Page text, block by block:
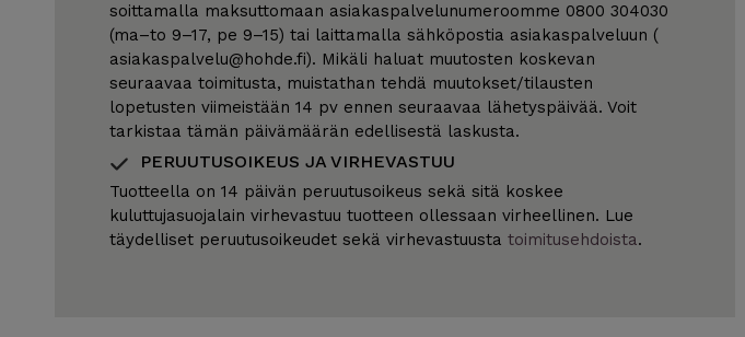
soittamalla maksuttomaan asiakaspalvelunumeroomme 0800 304030
(ma–to 9–17, pe 9–15) tai laittamalla sähköpostia asiakaspalveluun (
asiakaspalvelu@hohde.fi). Mikäli haluat muutosten koskevan
seuraavaa toimitusta, muistathan tehdä muutokset/tilausten
lopetusten viimeistään 14 pv ennen seuraavaa lähetyspäivää. Voit
tarkistaa tämän päivämäärän edellisestä laskusta.
PERUUTUSOIKEUS JA VIRHEVASTUU
Tuotteella on 14 päivän peruutusoikeus sekä sitä koskee
kuluttujasuojalain virhevastuu tuotteen ollessaan virheellinen. Lue
täydelliset peruutusoikeudet sekä virhevastuusta toimitusehdoista.